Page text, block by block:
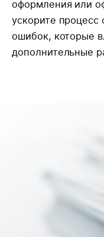
оформления или
ускорите процесс
ошибок, которые
дополнительные